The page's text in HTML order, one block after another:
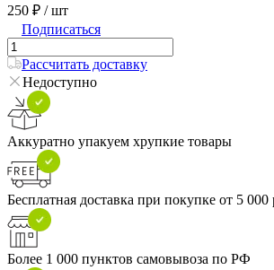
250 ₽ / шт
Подписаться
Рассчитать доставку
Недоступно
Аккуратно упакуем хрупкие товары
Бесплатная доставка при покупке от 5 000
Более 1 000 пунктов самовывоза по РФ